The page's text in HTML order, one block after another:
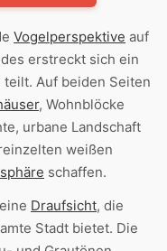
Vogelperspektive auf
erstreckt sich ein
Auf beiden Seiten
, Wohnblöcke
urbane Landschaft
weißen
schaffen.
Draufsicht, die
Stadt bietet. Die